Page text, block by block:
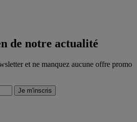
de notre actualité
et ne manquez aucune offre promo
Je m'inscris